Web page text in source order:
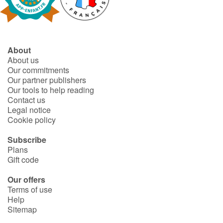
Fable, myth, literature and poetry
Ogres, monsters and witches
Heroines and Heroes
Ecology, nature, seasons
The animals
Travel, epic, investigation, adventure
Around the world
Learning
About
About us
Our commitments
Our partner publishers
Our tools to help reading
Contact us
Legal notice
Cookie policy
Subscribe
Plans
Gift code
Our offers
Terms of use
Help
Sitemap